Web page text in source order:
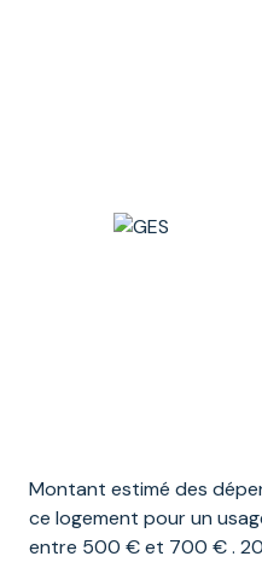
Montant estimé des
ce logement pour un
entre 500 € et 700 € .